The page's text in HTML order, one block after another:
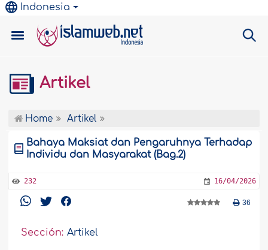
Indonesia
Artikel
Home Artikel
Bahaya Maksiat dan Pengaruhnya Terhadap
Individu dan Masyarakat (Bag.2)
232 16/04/2026
36
Sección: Artikel